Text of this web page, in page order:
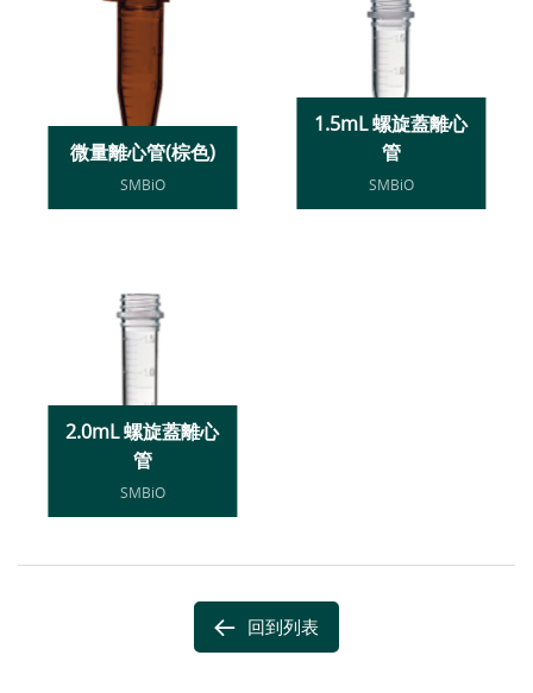
微量離心管(棕色)
SMBiO
1.5mL 螺旋蓋離心
管
SMBiO
2.0mL 螺旋蓋離心
管
SMBiO
回到列表